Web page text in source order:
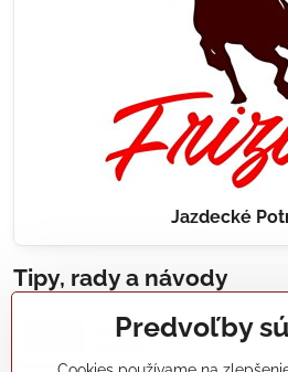
Jazdecké
Tipy, rady a návody
Realizácie záhradných jazierok,
Predvoľby